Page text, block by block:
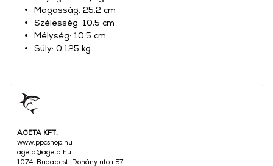
AGETA KFT.
www.ppcshop.hu
ageta@ageta.hu
1074, Budapest, Dohány utca 57
Magasság: 25,2 cm
Szélesség: 10,5 cm
Mélység: 10,5 cm
Súly: 0,125 kg